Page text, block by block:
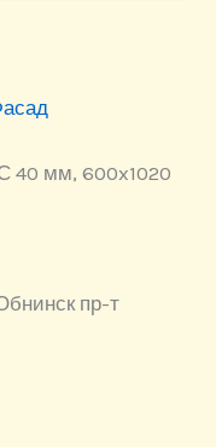
40 мм, 600x1020
пр-т